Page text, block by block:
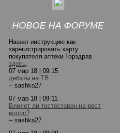
НОВОЕ НА ФОРУМЕ
Нашел инструкцию как
зарегистрировать карту
покупателя аптеки Горздрав
здесь.
07 мар 18 | 09:15
дебаты на ТВ
-- sashka27
07 мар 18 | 09:11
Влияет ли тестостерон на рост
волос?
-- sashka27